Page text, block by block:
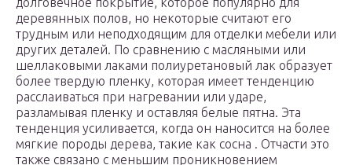
деревянных полов, но некоторые считают его
трудным или неподходящим для отделки мебели или
других деталей. По сравнению с масляными или
шеллаковыми лаками полиуретановый лак образует
более твердую пленку, которая имеет тенденцию
расслаиваться при нагревании или ударе,
разламывая пленку и оставляя белые пятна. Эта
тенденция усиливается, когда он наносится на более
мягкие породы дерева, такие как сосна . Отчасти это
также связано с меньшим проникновением